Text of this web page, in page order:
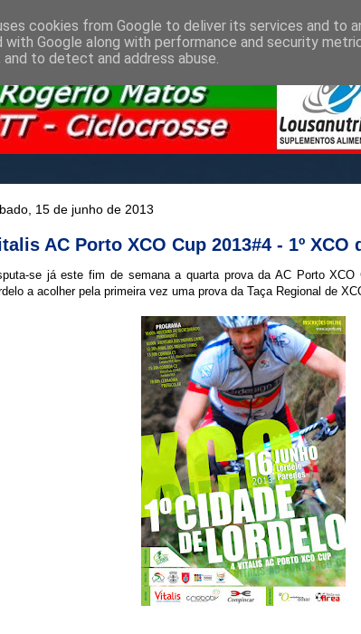
15 de junho de 2013
AC Porto XCO Cup 2013#4 - 1º XCO
se já este fim de semana a quarta prova da AC Porto
a acolher pela primeira vez uma prova da Taça Regional de
cookies from Google to deliver its services and to
with Google along with performance and security
to detect and address abuse.